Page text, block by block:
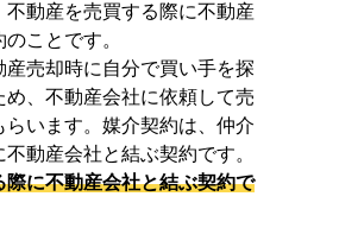
不動産を売買する際に不動産
ことです。
産売却時に自分で買い手を探
め、不動産会社に依頼して売
らいます。媒介契約は、仲介
動産会社と結ぶ契約です。
際に不動産会社と結ぶ契約で